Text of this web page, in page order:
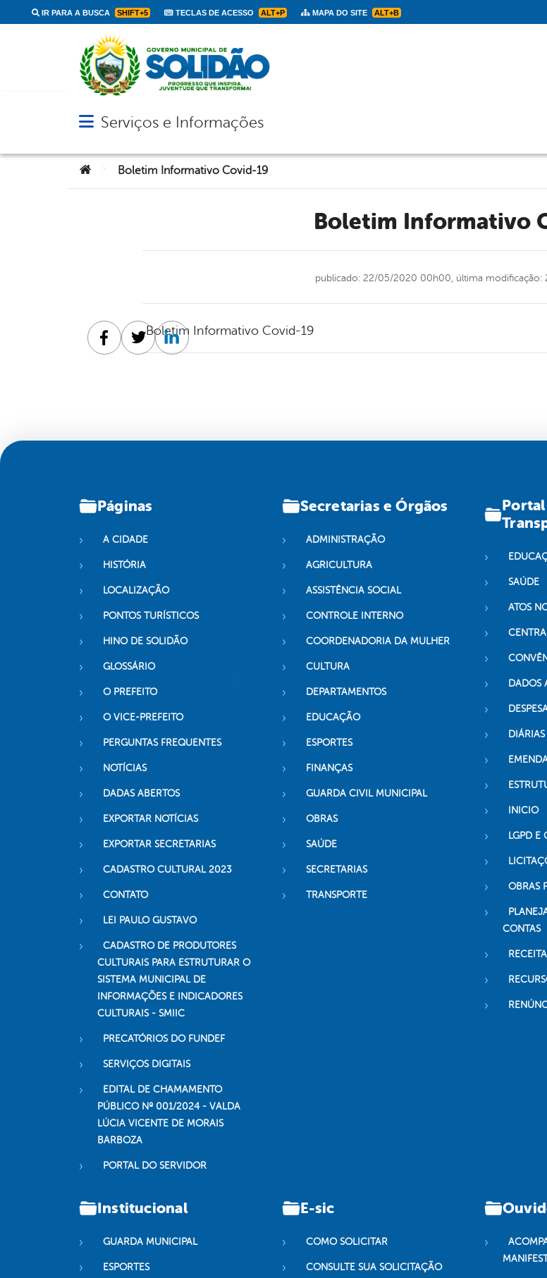
IR PARA A BUSCA SHIFT+5 TECLAS DE ACESSO ALT+P MAPA DO SITE ALT+B
Abrir menu principal de navegação
Serviços e Informações
Você está aqui:Boletim Informativo Covid-19
Boletim Informativo
publicado: 22/05/2020 00h00, última
Boletim Informativo Covid-19
Facebook
TwitterLinkedin
Páginas
A CIDADE
HISTÓRIA
LOCALIZAÇÃO
PONTOS TURÍSTICOS
HINO DE SOLIDÃO
GLOSSÁRIO
O PREFEITO
O VICE-PREFEITO
PERGUNTAS FREQUENTES
NOTÍCIAS
DADAS ABERTOS
EXPORTAR NOTÍCIAS
EXPORTAR SECRETARIAS
CADASTRO CULTURAL 2023
CONTATO
LEI PAULO GUSTAVO
CADASTRO DE PRODUTORES
CULTURAIS PARA ESTRUTURAR O
SISTEMA MUNICIPAL DE
INFORMAÇÕES E INDICADORES
CULTURAIS - SMIIC
PRECATÓRIOS DO FUNDEF
SERVIÇOS DIGITAIS
EDITAL DE CHAMAMENTO
PÚBLICO Nº 001/2024 - VALDA
LÚCIA VICENTE DE MORAIS
BARBOZA
PORTAL DO SERVIDOR
Secretarias e Órgãos
ADMINISTRAÇÃO
AGRICULTURA
ASSISTÊNCIA SOCIAL
CONTROLE INTERNO
COORDENADORIA DA MULHER
CULTURA
DEPARTAMENTOS
EDUCAÇÃO
ESPORTES
FINANÇAS
GUARDA CIVIL MUNICIPAL
OBRAS
SAÚDE
SECRETARIAS
TRANSPORTE
SAÚDE
ATOS
DADOS
DIÁRIAS
INICIO
LGPD E
OBRAS
CONTAS
Institucional
GUARDA MUNICIPAL
ESPORTES
E-sic
COMO SOLICITAR
CONSULTE SUA SOLICITAÇÃO